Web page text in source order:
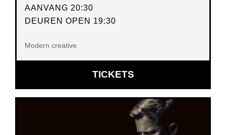
AANVANG 20:30
DEUREN OPEN 19:30
Modern creative
TICKETSOPENT
IN
NIEUW
VENSTER